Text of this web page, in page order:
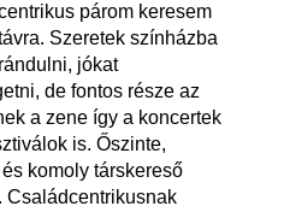
párom keresem
Szeretek színházba
jókat
de fontos része az
a zene így a koncertek
is. Őszinte,
komoly társkereső
Családcentrikusnak